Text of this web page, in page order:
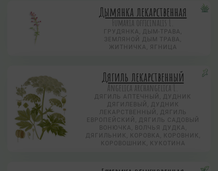
Дымянка лекарственная
Fumaria officinalis L.
ГРУДЯНКА, ДЫМ-ТРАВА,
ЗЕМЛЯНОЙ ДЫМ ТРАВА,
ЖИТНИЧКА, ЯГНИЦА
Дягиль лекарственный
Angelica archangelica L.
ДЯГИЛЬ АПТЕЧНЫЙ, ДУДНИК
ДЯГИЛЕВЫЙ, ДУДНИК
ЛЕКАРСТВЕННЫЙ, ДЯГИЛЬ
ЕВРОПЕЙСКИЙ, ДЯГИЛЬ САДОВЫЙ
ВОНЮЧКА, ВОЛЧЬЯ ДУДКА,
ДЯГИЛЬНИК, КОРОВКА, КОРОВНИК,
КОРОВОШНИК, КУКОТИНА